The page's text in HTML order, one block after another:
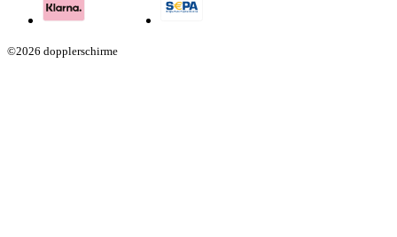
©2026 dopplerschirme